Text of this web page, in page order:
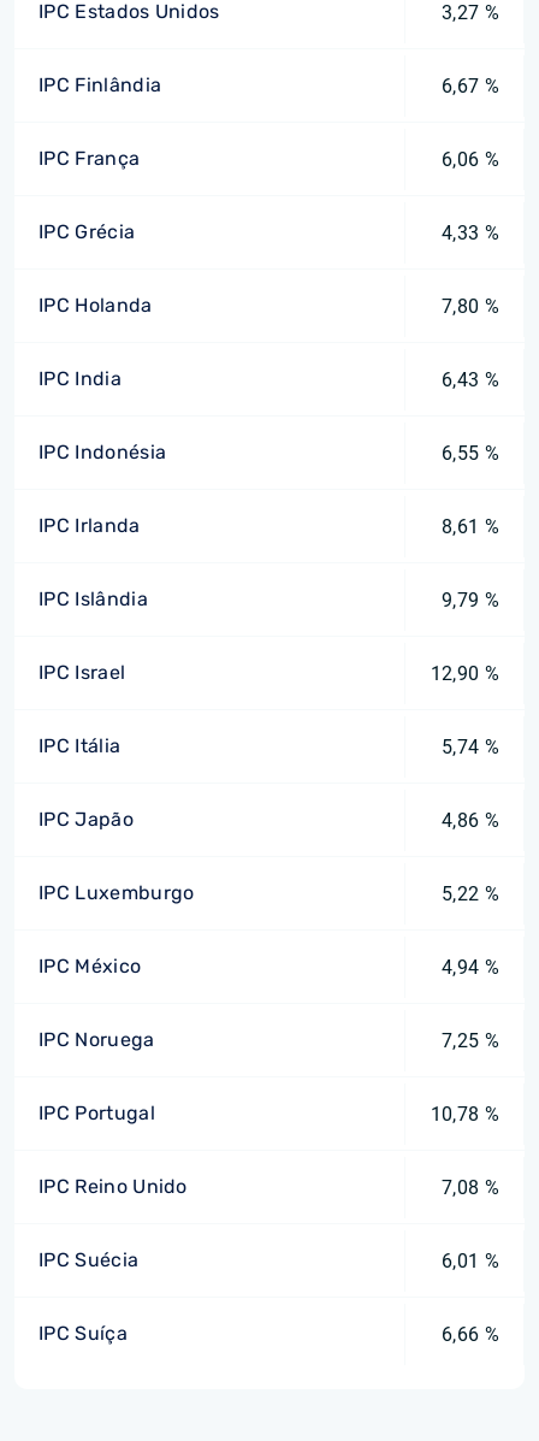
IPC Estados Unidos 3,27 %
IPC Finlândia 6,67 %
IPC França 6,06 %
IPC Grécia 4,33 %
IPC Holanda 7,80 %
IPC India 6,43 %
IPC Indonésia 6,55 %
IPC Irlanda 8,61 %
IPC Islândia 9,79 %
IPC Israel 12,90 %
IPC Itália 5,74 %
IPC Japão 4,86 %
IPC Luxemburgo 5,22 %
IPC México 4,94 %
IPC Noruega 7,25 %
IPC Portugal 10,78 %
IPC Reino Unido 7,08 %
IPC Suécia 6,01 %
IPC Suíça 6,66 %